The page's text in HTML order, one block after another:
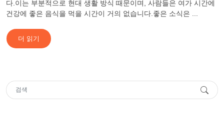
다.이는 부분적으로 현대 생활 방식 때문이며, 사람들은 여가 시간에
건강에 좋은 음식을 먹을 시간이 거의 없습니다.좋은 소식은 ...
더 읽기